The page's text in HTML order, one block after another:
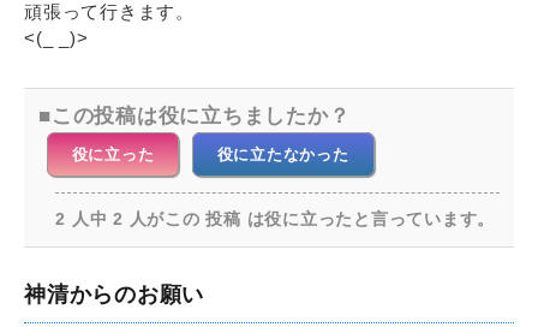
頑張って行きます。
<(_ _)>
この投稿は役に立ちましたか？
役に立った 役に立たなかった
2 人中 2 人がこの 投稿 は役に立ったと言っています。
神清からのお願い